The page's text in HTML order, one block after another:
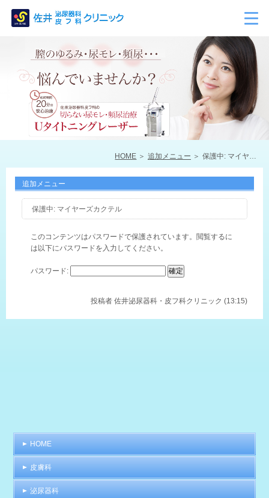
HOME 追加メニュー 保護中: マイヤーズカクテル
追加メニュー
保護中: マイヤーズカクテル
このコンテンツはパスワードで保護されています。閲覧するに
は以下にパスワードを入力してください。
パスワード:
投稿者 佐井泌尿器科・皮フ科クリニック (13:15)
HOME
皮膚科
泌尿器科